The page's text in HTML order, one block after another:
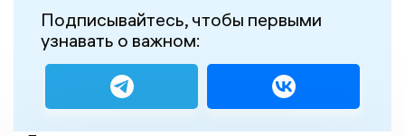
Подписывайтесь, чтобы первыми
узнавать о важном: